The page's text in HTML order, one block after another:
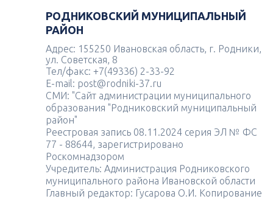
РОДНИКОВСКИЙ МУНИЦИПАЛЬНЫЙ
РАЙОН
Адрес: 155250 Ивановская область, г. Родники,
ул. Советская, 8
Тел/факс: +7(49336) 2-33-92
E-mail: post@rodniki-37.ru
СМИ: "Сайт администрации муниципального
образования "Родниковский муниципальный
район"
Реестровая запись 08.11.2024 серия ЭЛ № ФС
77 - 88644, зарегистрировано
Роскомнадзором
Учредитель: Администрация Родниковского
муниципального района Ивановской области
Главный редактор: Гусарова О.И. Копирование